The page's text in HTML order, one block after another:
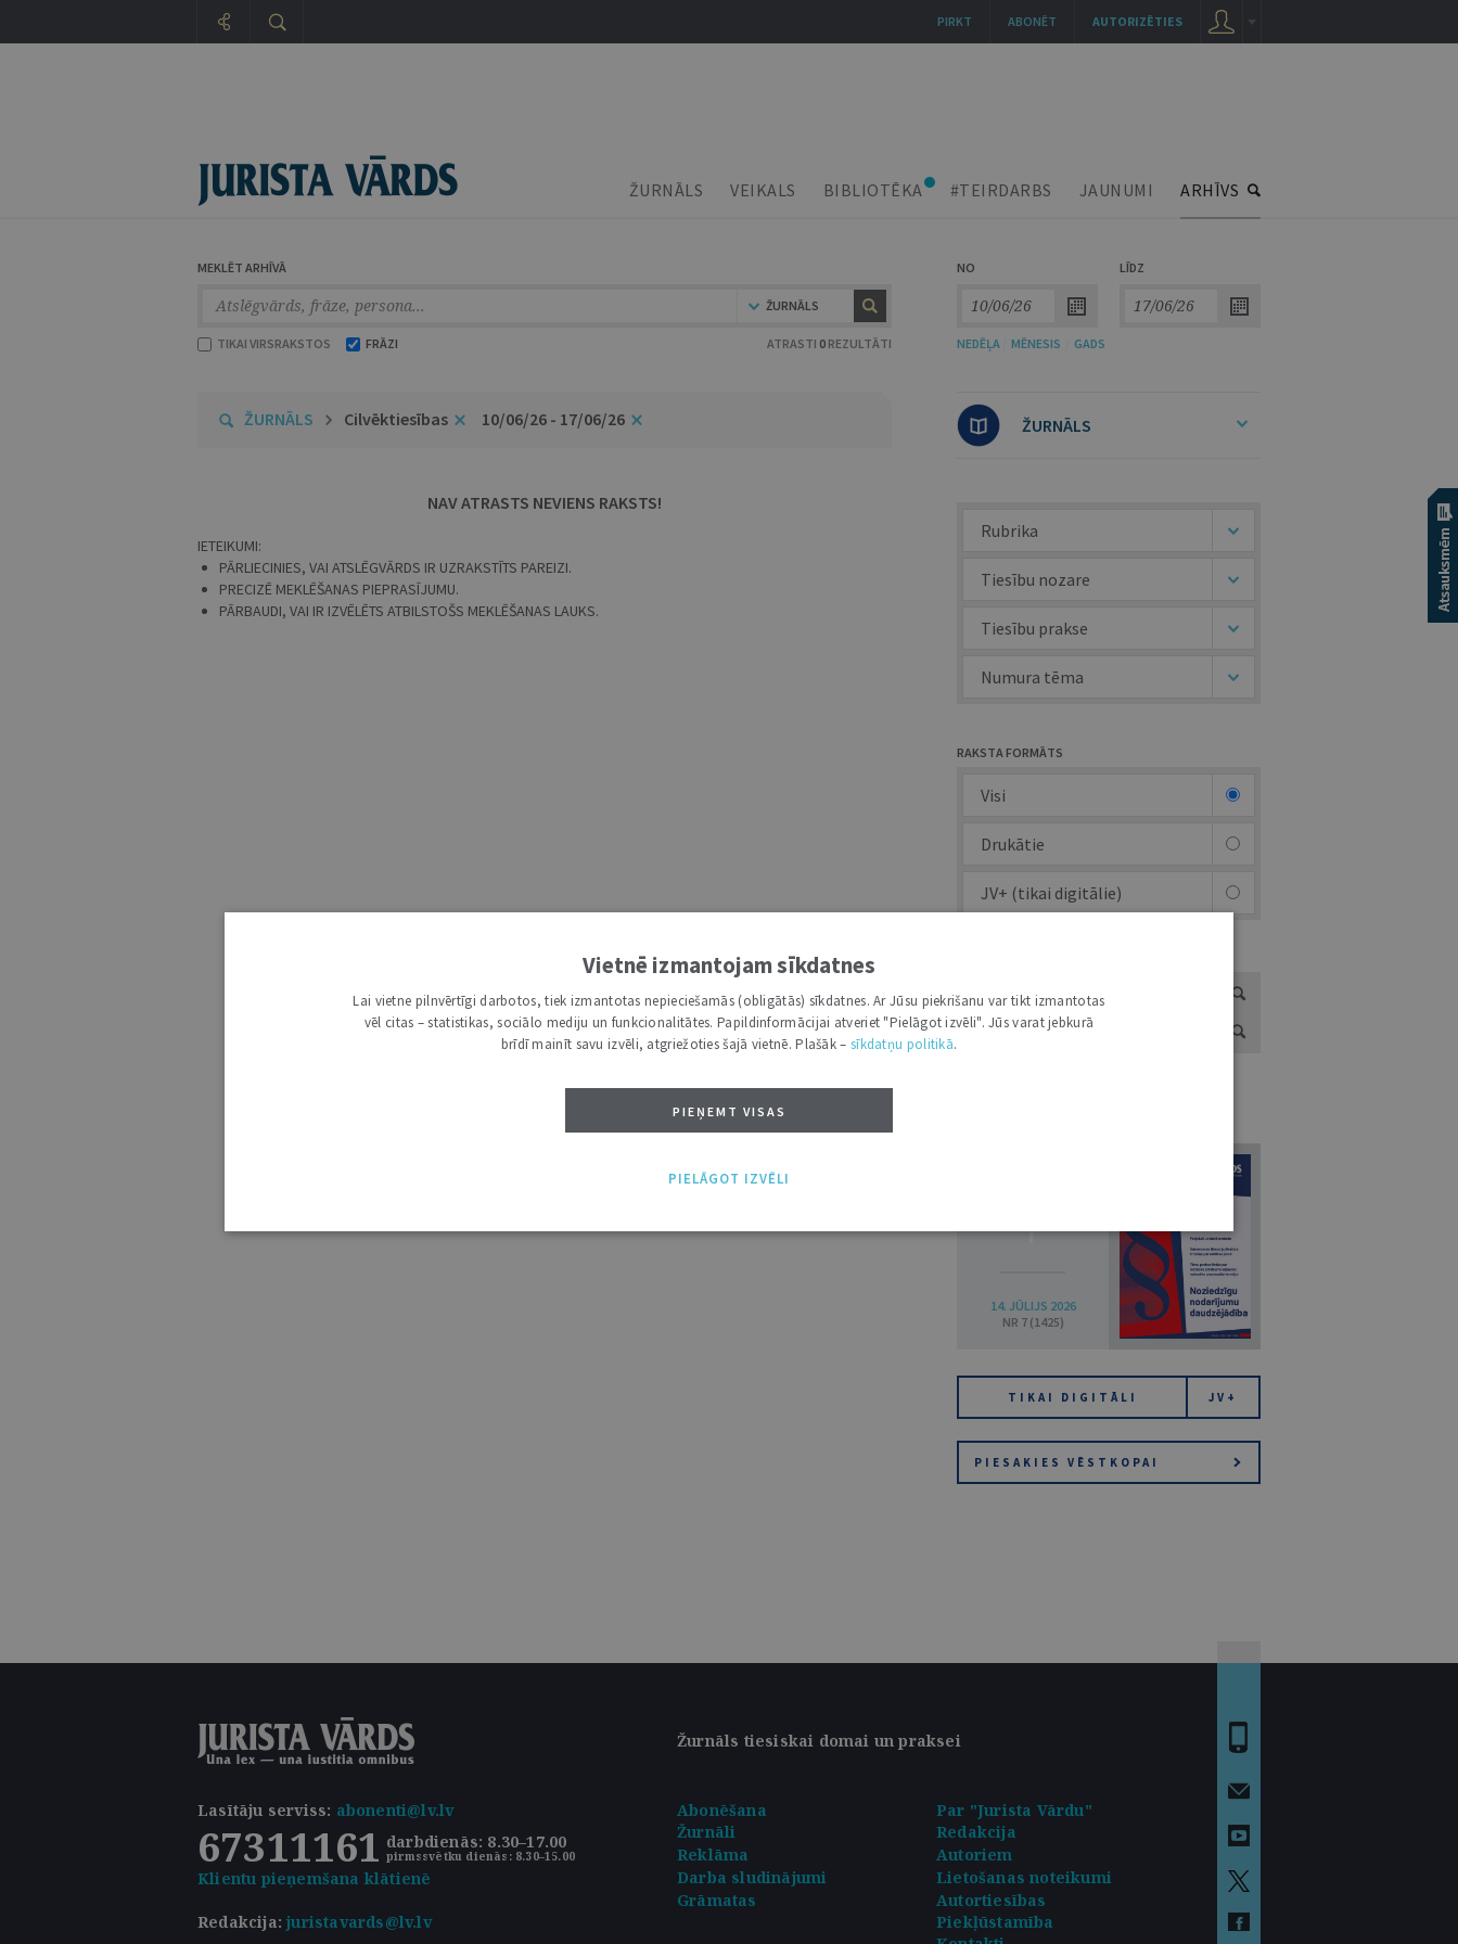
ŽURNĀLS VEIKALS BIBLIOTĒKA #TEIRDARBS JAUNUMI ARHĪVS
MEKLĒT ARHĪVĀ
ŽURNĀLS
TIKAI VIRSRAKSTOS FRĀZI ATRASTI 0 REZULTĀTI
NO LĪDZ
NEDĒĻA MĒNESIS GADS
ŽURNĀLS Cilvēktiesības 10/06/26 - 17/06/26
NAV ATRASTS NEVIENS RAKSTS!
IETEIKUMI:
PĀRLIECINIES, VAI ATSLĒGVĀRDS IR UZRAKSTĪTS PAREIZI.
PRECIZĒ MEKLĒŠANAS PIEPRASĪJUMU.
PĀRBAUDI, VAI IR IZVĒLĒTS ATBILSTOŠS MEKLĒŠANAS LAUKS.
ŽURNĀLS
Rubrika
Tiesību nozare
Tiesību prakse
Numura tēma
RAKSTA FORMĀTS
Visi
Drukātie
JV+ (tikai digitālie)
7
14. JŪLIJS 2026
NR 7 (1425)
TIKAI DIGITĀLI JV+
PIESAKIES VĒSTKOPAI
Žurnāls tiesiskai domai un praksei
Lasītāju serviss: abonenti@lv.lv
67311161 darbdienās: 8.30–17.00
pirmssvētku dienās: 8.30–15.00
Klientu pieņemšana klātienē
Abonēšana
Par "Jurista Vārdu"
Žurnāli
Redakcija
Reklāma
Autoriem
Darba sludinājumi
Lietošanas noteikumi
Redakcija:juristavards@lv.lv
Grāmatas
Autortiesības
Piekļūstamība
AUTORIZĒTIES
ABONĒT
PIRKT
Vietnē izmantojam sīkdatnes
Lai vietne pilnvērtīgi darbotos, tiek izmantotas nepieciešamās (obligātās) sīkdatnes. Ar Jūsu piekrišanu var tikt izmantotas
vēl citas – statistikas, sociālo mediju un funkcionalitātes. Papildinformācijai atveriet "Pielāgot izvēli". Jūs varat jebkurā
brīdī mainīt savu izvēli, atgriežoties šajā vietnē. Plašāk – sīkdatņu politikā.
PIEŅEMT VISAS
PIELĀGOT IZVĒLI